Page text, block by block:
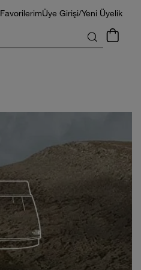
FavorilerimÜye Girişi/Yeni Üyelik